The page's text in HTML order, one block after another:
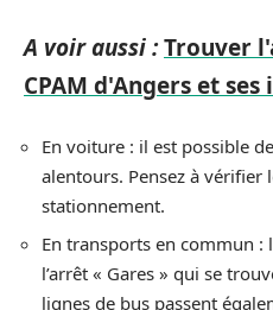
A voir aussi :Trouver
CPAM d'Angers et
En voiture : il est possible
alentours. Pensez à vérifier
stationnement.
En transports en commun
l’arrêt « Gares » qui se
lignes de bus passent